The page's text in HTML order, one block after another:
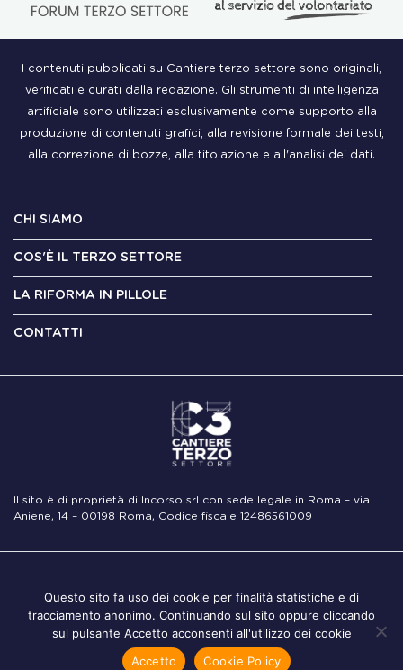
I contenuti pubblicati su Cantiere terzo settore sono originali,
verificati e curati dalla redazione. Gli strumenti di intelligenza
artificiale sono utilizzati esclusivamente come supporto alla
produzione di contenuti grafici, alla revisione formale dei testi,
alla correzione di bozze, alla titolazione e all'analisi dei dati.
CHI SIAMO
COS'È IL TERZO SETTORE
LA RIFORMA IN PILLOLE
CONTATTI
Il sito è di proprietà di Incorso srl con sede legale in Roma – via
Aniene, 14 – 00198 Roma, Codice fiscale 12486561009
Questo sito fa uso dei cookie per finalità statistiche e di
tracciamento anonimo. Continuando sul sito oppure cliccando
sul pulsante Accetto acconsenti all'utilizzo dei cookie
Accetto
Cookie Policy